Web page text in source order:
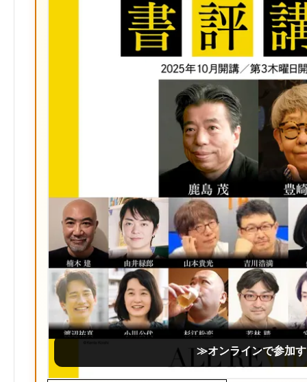
ク
≫オンラインで参加